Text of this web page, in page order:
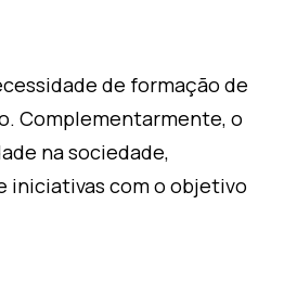
de formação de
Complementarmente, o
na sociedade,
iniciativas com o objetivo